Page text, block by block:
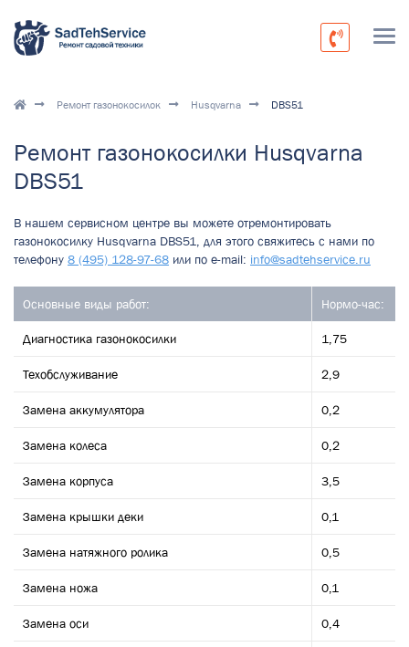
Ремонт газонокосилок Husqvarna DBS51
Ремонт газонокосилки Husqvarna
DBS51
В нашем сервисном центре вы можете отремонтировать
газонокосилку Husqvarna DBS51, для этого свяжитесь с нами по
телефону 8 (495) 128-97-68 или по e-mail: info@sadtehservice.ru
Основные виды работ: Нормо-час:
Диагностика газонокосилки 1,75
Техобслуживание 2,9
Замена аккумулятора 0,2
Замена колеса 0,2
Замена корпуса 3,5
Замена крышки деки 0,1
Замена натяжного ролика 0,5
Замена ножа 0,1
Замена оси 0,4